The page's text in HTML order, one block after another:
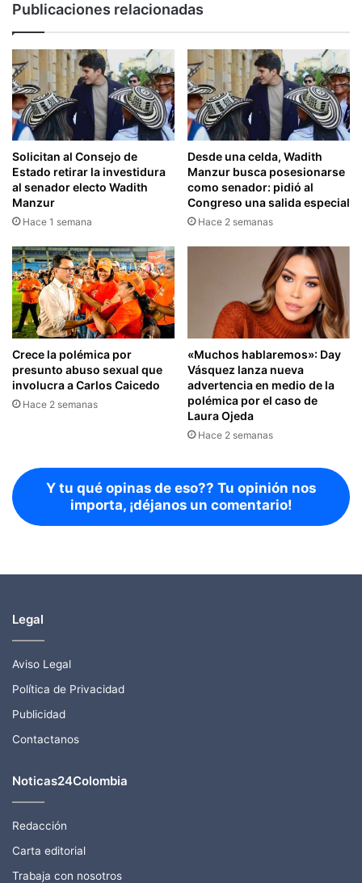
Publicaciones relacionadas
Solicitan al Consejo de
Estado retirar la investidura
al senador electo Wadith
Manzur
Hace 1 semana
Desde una celda, Wadith
Manzur busca posesionarse
como senador: pidió al
Congreso una salida especial
Hace 2 semanas
Crece la polémica por
presunto abuso sexual que
involucra a Carlos Caicedo
Hace 2 semanas
«Muchos hablaremos»: Day
Vásquez lanza nueva
advertencia en medio de la
polémica por el caso de
Laura Ojeda
Hace 2 semanas
Y tu qué opinas de eso?? Tu opinión nos
importa, ¡déjanos un comentario!
Legal
Aviso Legal
Política de Privacidad
Publicidad
Contactanos
Noticas24Colombia
Redacción
Carta editorial
Trabaja con nosotros